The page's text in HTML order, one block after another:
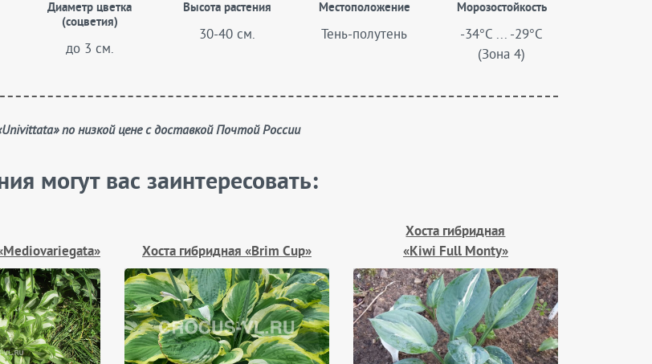
Диаметр цветка
(соцветия)
до 3 см.
Высота растения
30-40 см.
Местоположение
Тень-полутень
Морозостойкость
-34°C ... -29°C
(Зона 4)
по низкой цене с доставкой Почтой России
могут вас заинтересовать:
Хоста гибридная «Brim Cup»
Хоста гибридная
«Kiwi Full Monty»